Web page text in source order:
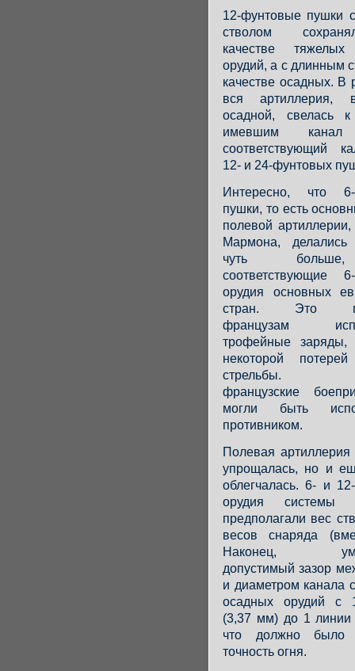
12-фунтовые пушки
стволом
качестве
орудий, а с длинным
качестве осадных. В
вся артиллерия,
осадной, свелась
имевшим канал
соответствующий
12- и 24-фунтовых
Интересно, что 6-
пушки, то есть
полевой
Мармона, делались
чуть
соответствующие
орудия основных
стран. Это
французам
трофейные
некоторой потерей
стрельбы.
французские
могли быть
противником.
Полевая артиллерия
упрощалась, но и
облегчалась. 6- и
орудия системы
предполагали вес
весов снаряда
Наконец,
допустимый зазор
и диаметром канала
осадных орудий с
(3,37 мм) до 1
что должно было
точность огня.